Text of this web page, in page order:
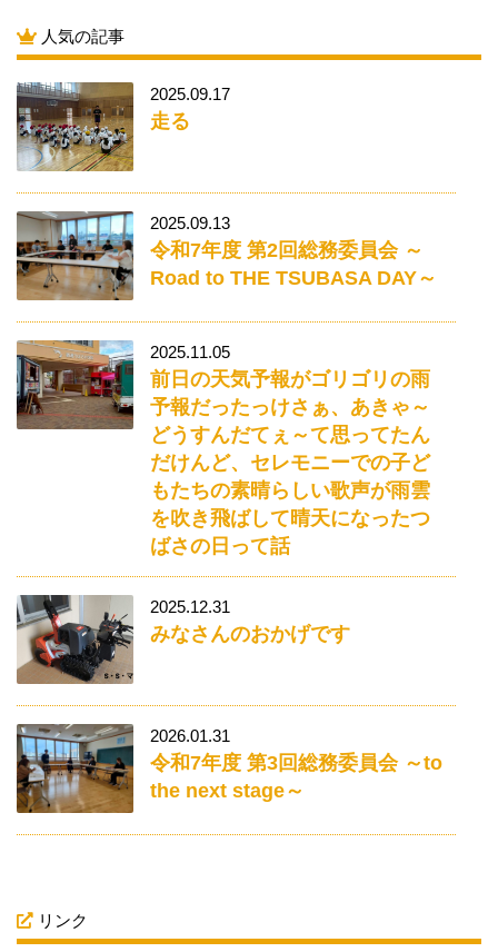
人気の記事
2025.09.17
走る
2025.09.13
令和7年度 第2回総務委員会 ～
Road to THE TSUBASA DAY～
2025.11.05
前日の天気予報がゴリゴリの雨
予報だったっけさぁ、あきゃ～
どうすんだてぇ～て思ってたん
だけんど、セレモニーでの子ど
もたちの素晴らしい歌声が雨雲
を吹き飛ばして晴天になったつ
ばさの日って話
2025.12.31
みなさんのおかげです
2026.01.31
令和7年度 第3回総務委員会 ～to
the next stage～
リンク